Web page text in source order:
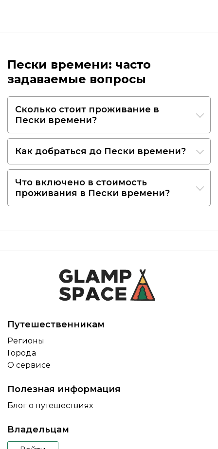
Пески времени: часто
задаваемые вопросы
Сколько стоит проживание в
Пески времени?
Как добраться до Пески времени?
Что включено в стоимость
проживания в Пески времени?
Путешественникам
Регионы
Города
О сервисе
Полезная информация
Блог о путешествиях
Владельцам